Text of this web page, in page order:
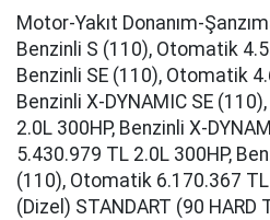
Motor-Yakıt Donanım-
Benzinli S (110), Otomatik
Benzinli SE (110), Otomatik
Benzinli X-DYNAMIC SE
2.0L 300HP, Benzinli X-
5.430.979 TL 2.0L 300HP,
(110), Otomatik 6.170.367
(Dizel) STANDART (90 HARD